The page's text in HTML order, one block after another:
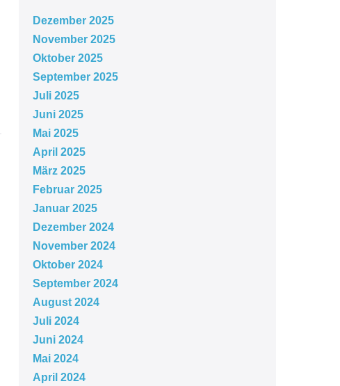
Dezember 2025
November 2025
Oktober 2025
September 2025
Juli 2025
Juni 2025
Mai 2025
April 2025
März 2025
Februar 2025
Januar 2025
Dezember 2024
November 2024
Oktober 2024
September 2024
August 2024
Juli 2024
Juni 2024
Mai 2024
April 2024